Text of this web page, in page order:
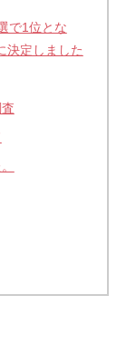
で1位とな
決定しました